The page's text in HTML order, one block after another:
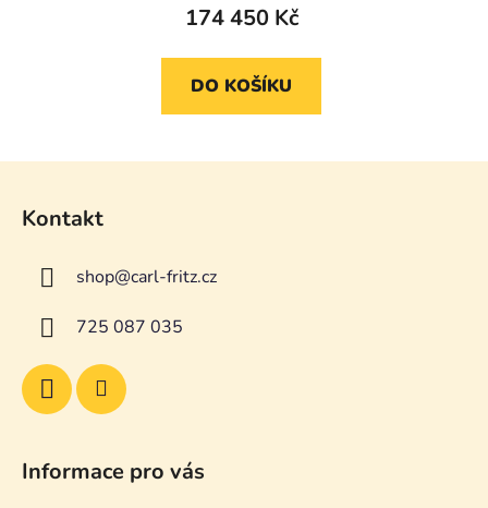
174 450 Kč
DO KOŠÍKU
Kontakt
shop@carl-fritz.cz
725 087 035
Informace pro vás